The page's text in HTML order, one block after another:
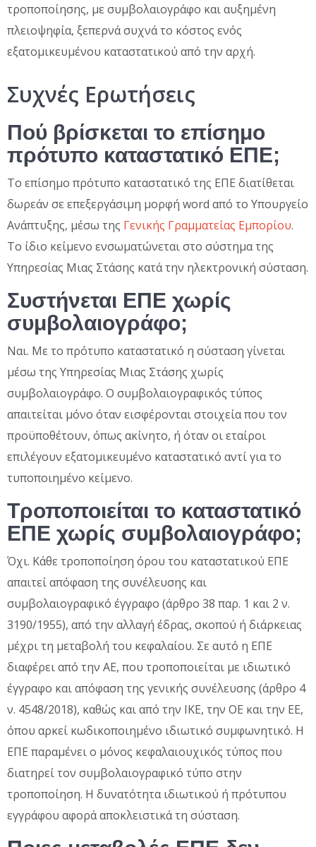
τροποποίησης, με συμβολαιογράφο και αυξημένη
πλειοψηφία, ξεπερνά συχνά το κόστος ενός
εξατομικευμένου καταστατικού από την αρχή.
Συχνές Ερωτήσεις
Πού βρίσκεται το επίσημο
πρότυπο καταστατικό ΕΠΕ;
Το επίσημο πρότυπο καταστατικό της ΕΠΕ διατίθεται
δωρεάν σε επεξεργάσιμη μορφή word από το Υπουργείο
Ανάπτυξης, μέσω της Γενικής Γραμματείας Εμπορίου.
Το ίδιο κείμενο ενσωματώνεται στο σύστημα της
Υπηρεσίας Μιας Στάσης κατά την ηλεκτρονική σύσταση.
Συστήνεται ΕΠΕ χωρίς
συμβολαιογράφο;
Ναι. Με το πρότυπο καταστατικό η σύσταση γίνεται
μέσω της Υπηρεσίας Μιας Στάσης χωρίς
συμβολαιογράφο. Ο συμβολαιογραφικός τύπος
απαιτείται μόνο όταν εισφέρονται στοιχεία που τον
προϋποθέτουν, όπως ακίνητο, ή όταν οι εταίροι
επιλέγουν εξατομικευμένο καταστατικό αντί για το
τυποποιημένο κείμενο.
Τροποποιείται το καταστατικό
ΕΠΕ χωρίς συμβολαιογράφο;
Όχι. Κάθε τροποποίηση όρου του καταστατικού ΕΠΕ
απαιτεί απόφαση της συνέλευσης και
συμβολαιογραφικό έγγραφο (άρθρο 38 παρ. 1 και 2 ν.
3190/1955), από την αλλαγή έδρας, σκοπού ή διάρκειας
μέχρι τη μεταβολή του κεφαλαίου. Σε αυτό η ΕΠΕ
διαφέρει από την ΑΕ, που τροποποιείται με ιδιωτικό
έγγραφο και απόφαση της γενικής συνέλευσης (άρθρο 4
ν. 4548/2018), καθώς και από την ΙΚΕ, την ΟΕ και την ΕΕ,
όπου αρκεί κωδικοποιημένο ιδιωτικό συμφωνητικό. Η
ΕΠΕ παραμένει ο μόνος κεφαλαιουχικός τύπος που
διατηρεί τον συμβολαιογραφικό τύπο στην
τροποποίηση. Η δυνατότητα ιδιωτικού ή πρότυπου
εγγράφου αφορά αποκλειστικά τη σύσταση.